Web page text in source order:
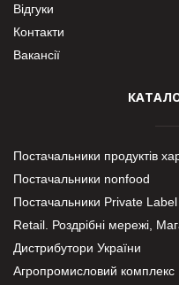
Відгуки
Контакти
Вакансії
Постачальники продуктів
Постачальники nonfood
Постачальники Private Label
Retail. Роздрібні мережі,
Дистрибутори України
Агропромисловий комплекс